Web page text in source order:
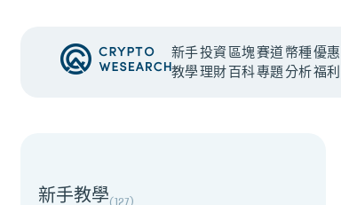
新手
教學
投資
理財
區塊
百科
賽道
專題
幣種
分析
優惠
福利
新手教學